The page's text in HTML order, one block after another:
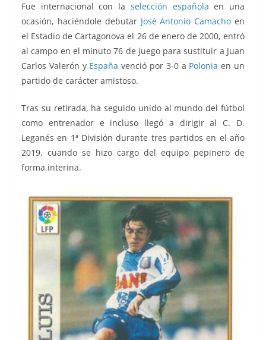
Fue internacional con la selección española en una
ocasión, haciéndole debutar José Antonio Camacho en
el Estadio de Cartagonova el 26 de enero de 2000, entró
al campo en el minuto 76 de juego para sustituir a Juan
Carlos Valerón y España venció por 3-0 a Poloniaen un
partido de carácter amistoso.
Tras su retirada, ha seguido unido al mundo del fútbol
como entrenador e incluso llegó a dirigir al C. D.
Leganés en 1ª División durante tres partidos en el año
2019, cuando se hizo cargo del equipo pepinero de
forma interina.